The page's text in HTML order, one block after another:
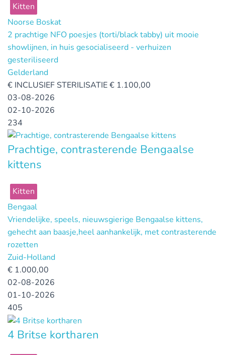
Kitten
Noorse Boskat
2 prachtige NFO poesjes (torti/black tabby) uit mooie
showlijnen, in huis gesocialiseerd - verhuizen
gesteriliseerd
Gelderland
€ INCLUSIEF STERILISATIE € 1.100,00
03-08-2026
02-10-2026
234
Prachtige, contrasterende Bengaalse
kittens
Kitten
Bengaal
Vriendelijke, speels, nieuwsgierige Bengaalse kittens,
gehecht aan baasje,heel aanhankelijk, met contrasterende
rozetten
Zuid-Holland
€ 1.000,00
02-08-2026
01-10-2026
405
4 Britse kortharen